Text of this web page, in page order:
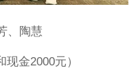
、陶慧
现金2000元）